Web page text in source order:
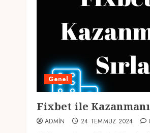
Genel
Fixbet ile
ADMIN 24 TEMMUZ 2024